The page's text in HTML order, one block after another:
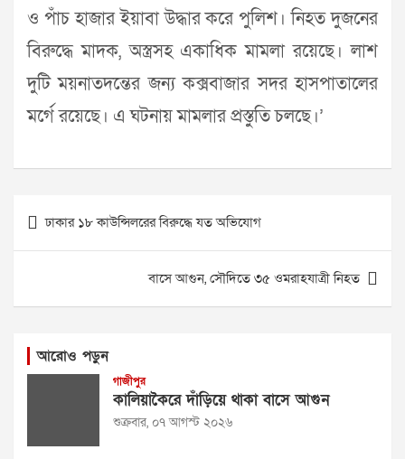
ও পাঁচ হাজার ইয়াবা উদ্ধার করে পুলিশ। নিহত দুজনের
বিরুদ্ধে মাদক, অস্ত্রসহ একাধিক মামলা রয়েছে। লাশ
দুটি ময়নাতদন্তের জন্য কক্সবাজার সদর হাসপাতালের
মর্গে রয়েছে। এ ঘটনায় মামলার প্রস্তুতি চলছে।’
Post
navigation
ঢাকার ১৮ কাউন্সিলরের বিরুদ্ধে যত অভিযোগ
বাসে আগুন, সৌদিতে ৩৫ ওমরাহযাত্রী নিহত
আরোও পড়ুন
গাজীপুর
কালিয়াকৈরে দাঁড়িয়ে থাকা বাসে আগুন
শুক্রবার, ০৭ আগস্ট ২০২৬